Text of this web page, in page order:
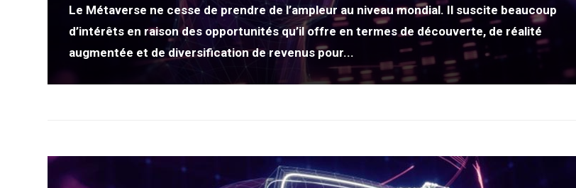
Le Métaverse ne cesse de prendre de l’ampleur au niveau mondial. Il suscite beaucoup
d’intérêts en raison des opportunités qu’il offre en termes de découverte, de réalité
augmentée et de diversification de revenus pour...